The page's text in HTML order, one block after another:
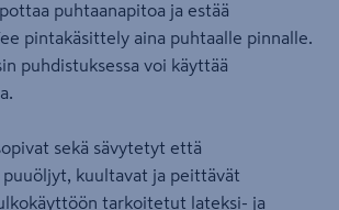
puhtaanapitoa ja estää
pintakäsittely aina puhtaalle pinnalle.
puhdistuksessa voi käyttää
sekä sävytetyt että
kuultavat ja peittävät
tarkoitetut lateksi- ja